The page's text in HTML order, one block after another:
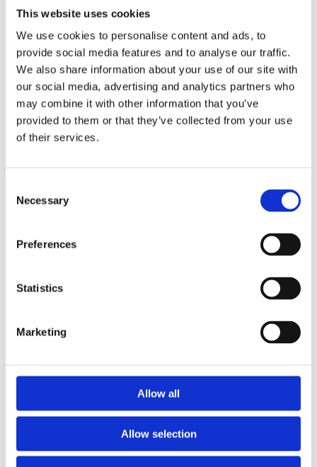
This website uses cookies
We use cookies to personalise content and ads, to
provide social media features and to analyse our traffic.
We also share information about your use of our site with
our social media, advertising and analytics partners who
may combine it with other information that you’ve
provided to them or that they’ve collected from your use
of their services.
Selection
Necessary
Preferences
Statistics
Marketing
Allow all
Allow selection
Läs artikeln
En enklare presentation är en
som ambition att nå fram med sitt budskap